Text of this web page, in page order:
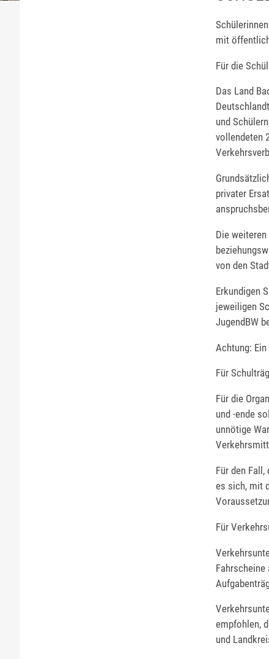
mit
Für die
Das Land
und
vollendeten
privater
Die
von den
Erkundigen
jeweiligen
JugendBW
Achtung:
Für
Für die
und -ende
unnötige
Für den
es sich, mit
Für
Fahrscheine
empfohlen,
und